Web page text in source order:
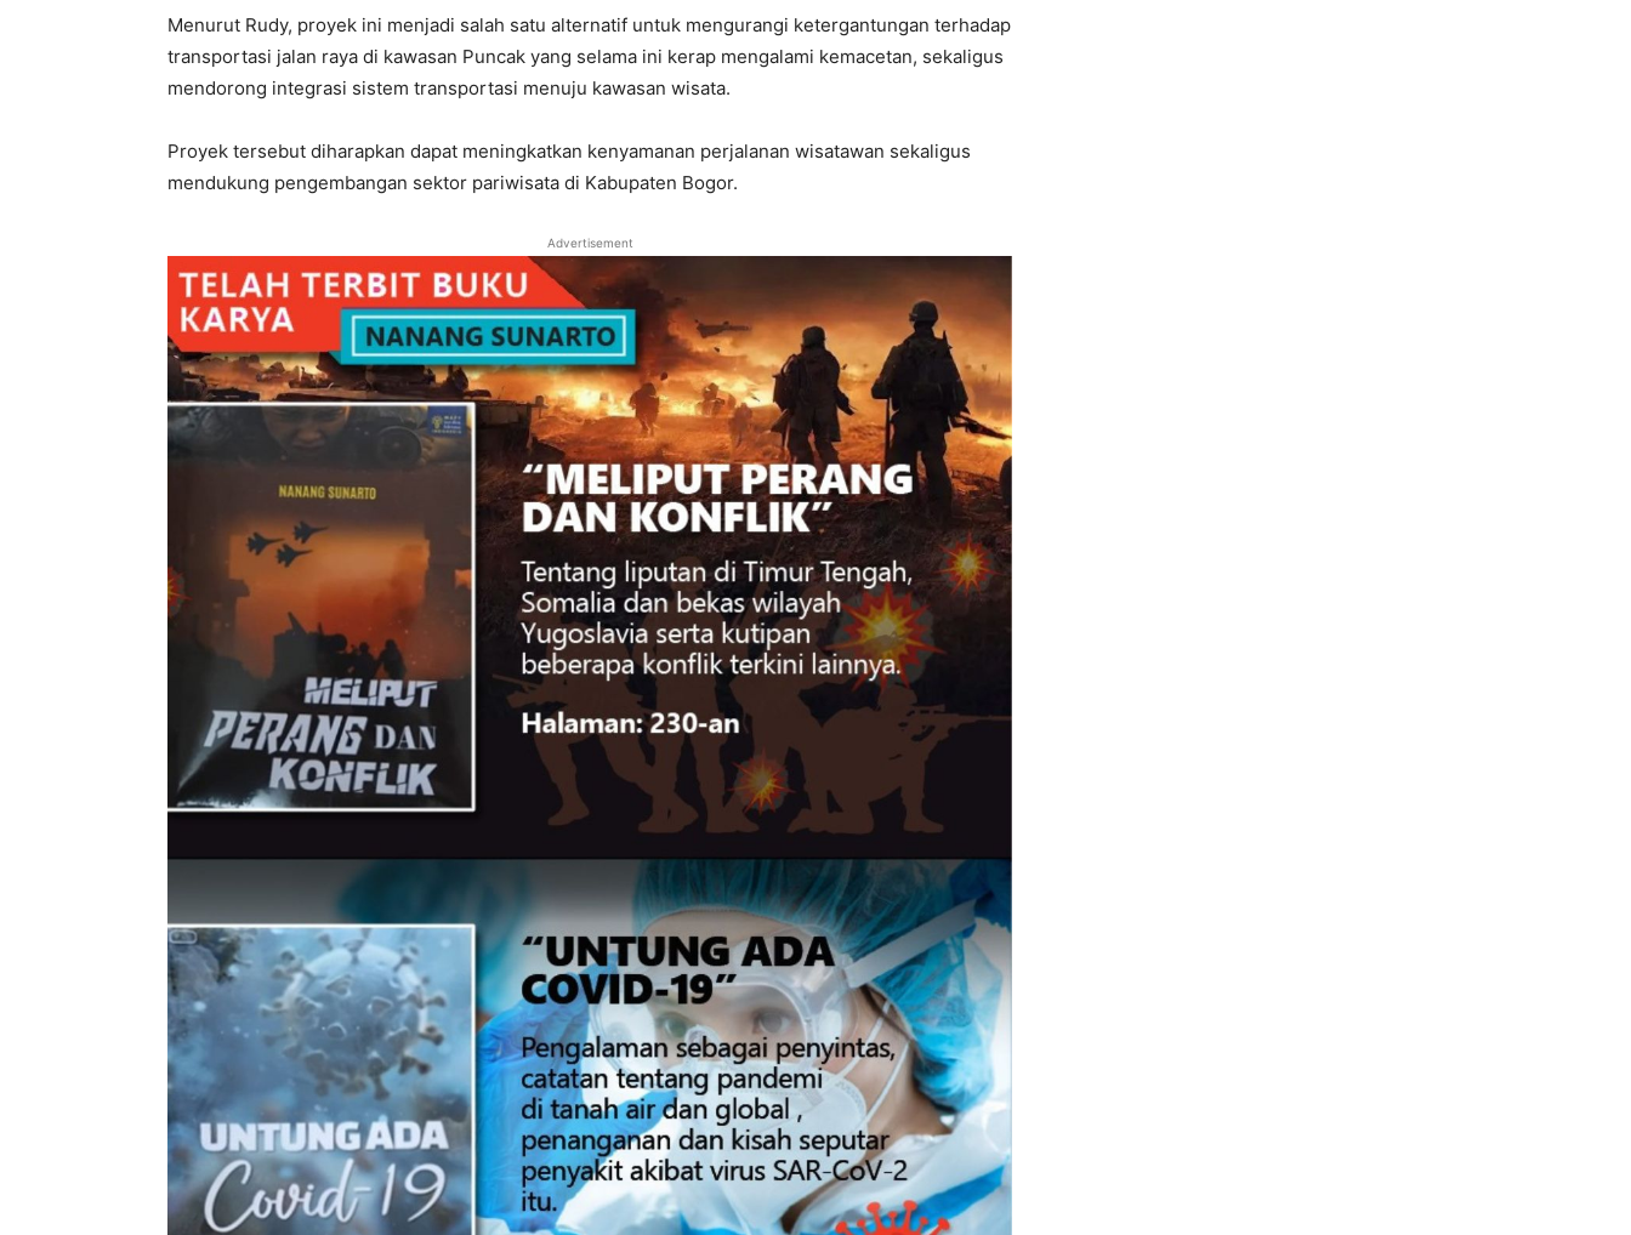
Menurut Rudy, proyek ini menjadi salah satu alternatif untuk mengurangi ketergantungan terhadap
transportasi jalan raya di kawasan Puncak yang selama ini kerap mengalami kemacetan, sekaligus
mendorong integrasi sistem transportasi menuju kawasan wisata.
Proyek tersebut diharapkan dapat meningkatkan kenyamanan perjalanan wisatawan sekaligus
mendukung pengembangan sektor pariwisata di Kabupaten Bogor.
Advertisement